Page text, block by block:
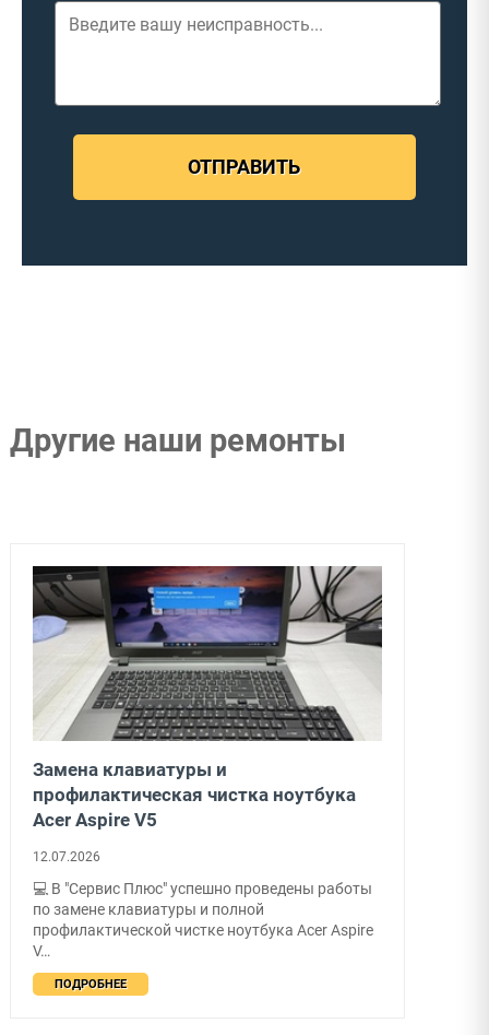
ОТПРАВИТЬ
Другие наши ремонты
Апгрейд компьютера: замена
материнской платы и увеличение
оперативной памяти
09.07.2026
💻 В "Сервис Плюс" успешно проведена работа
по апгрейду компьютера для выполнения
ресурсоёмких задач! <br><br> 🔧 Про…